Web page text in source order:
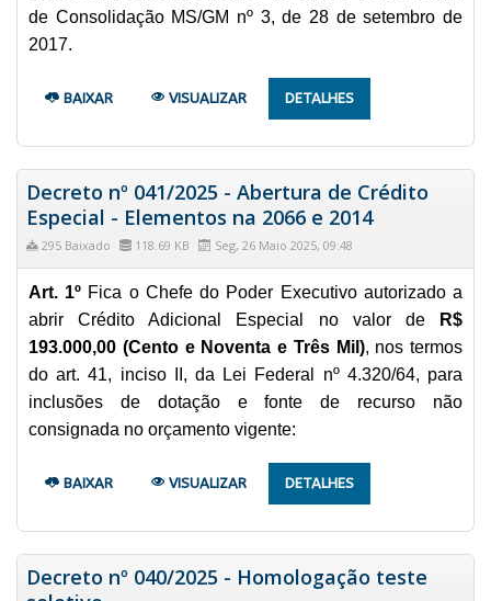
de Consolidação MS/GM nº 3, de 28 de setembro de
2017.
BAIXAR VISUALIZAR DETALHES
Decreto nº 041/2025 - Abertura de Crédito
Especial - Elementos na 2066 e 2014
295 Baixado 118.69 KB Seg, 26 Maio 2025, 09:48
Art. 1º Fica o Chefe do Poder Executivo autorizado a
abrir Crédito Adicional Especial no valor de
R$
193.000,00 (Cento e Noventa e Três Mil), nos termos
do art. 41, inciso II, da Lei Federal nº 4.320/64, para
inclusões de dotação e fonte de recurso não
consignada no orçamento vigente:
BAIXAR VISUALIZAR DETALHES
Decreto nº 040/2025 - Homologação teste